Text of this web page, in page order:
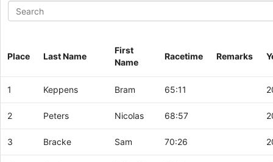
Place Last Name
First
Name
Racetime Remarks
1 Keppens Bram 65:11
2 Peters Nicolas 68:57
3 Bracke Sam 70:26